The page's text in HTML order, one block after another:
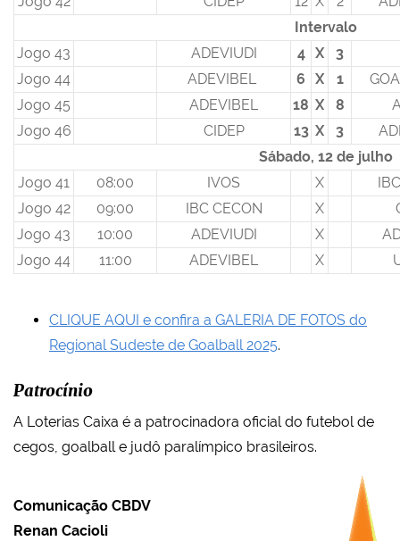
Intervalo
Jogo 43
ADEVIUDI 4 X 3
Jogo 44
ADEVIBEL 6 X 1
Jogo 45
ADEVIBEL 18 X 8
Jogo 46
CIDEP 13 X 3
Sábado, 12 de julho
Jogo 41
08:00 IVOS X
Jogo 42
09:00 IBC CECON X
Jogo 43
10:00 ADEVIUDI X
Jogo 44
11:00 ADEVIBEL X
CLIQUE AQUI e confira a GALERIA DE FOTOS do
Regional Sudeste de Goalball 2025.
Patrocínio
A Loterias Caixa é a patrocinadora oficial do futebol de
cegos, goalball e judô paralímpico brasileiros.
Comunicação CBDV
Renan Cacioli